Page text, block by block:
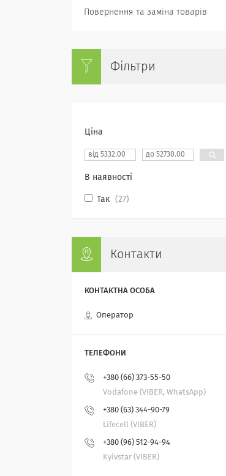
Повернення та заміна товарів
Фільтри
Ціна
В наявності
Так 27
Контакти
Оператор
+380 (66) 373-55-50
Vodafone (VIBER, WhatsApp)
+380 (63) 344-90-79
Lifecell (VIBER)
+380 (96) 512-94-94
Kyivstar (VIBER)